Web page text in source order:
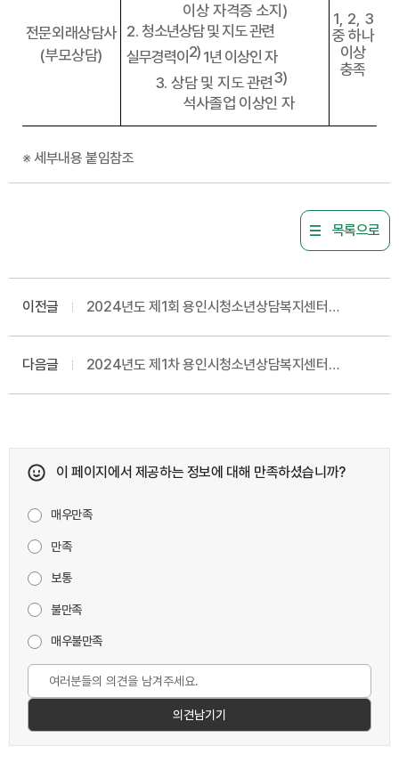
전문외래상담사
(부모상담)
이상 자격증 소지 )
2.청소년상담 및 지도 관련
실무경력이 2) 1년 이상인 자
3.상담 및 지도 관련3)
석사졸업 이상인 자
1, 2, 3
중 하나
이상
충족
※ 세부내용 붙임참조
목록으로
이전글
2024년도 제1회 용인시청소년상담복지센터
다음글
2024년도 제1차 용인시청소년상담복지센터
이 페이지에서 제공하는 정보에 대해 만족하셨습니까?
매우만족
만족
보통
불만족
매우불만족